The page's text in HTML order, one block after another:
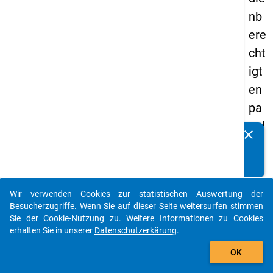
nb
ere
cht
igt
en
pa
nel
15
Details
clear
auto_stories
add_shopping_cart
Wir verwenden Cookies zur statistischen Auswertung der
Besucherzugriffe. Wenn Sie auf dieser Seite weitersurfen stimmen
Sie der Cookie-Nutzung zu. Weitere Informationen zu Cookies
erhalten Sie in unserer Datenschutzerkärung.
OK